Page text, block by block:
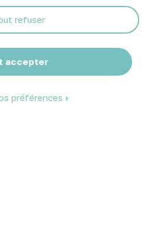
accepter
refuser
préférences
vous
- Tous droits réservés